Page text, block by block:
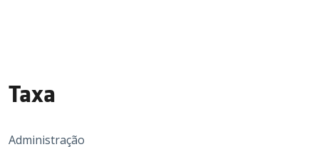
Taxa
Administração